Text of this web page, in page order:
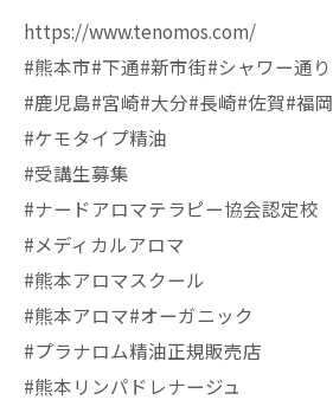
https://www.tenomos.com/
#熊本市#下通#新市街#シャワー通り
#鹿児島#宮崎#大分#長崎#佐賀#福岡
#ケモタイプ精油
#受講生募集
#ナードアロマテラピー協会認定校
#メディカルアロマ
#熊本アロマスクール
#熊本アロマ#オーガニック
#プラナロム精油正規販売店
#熊本リンパドレナージュ